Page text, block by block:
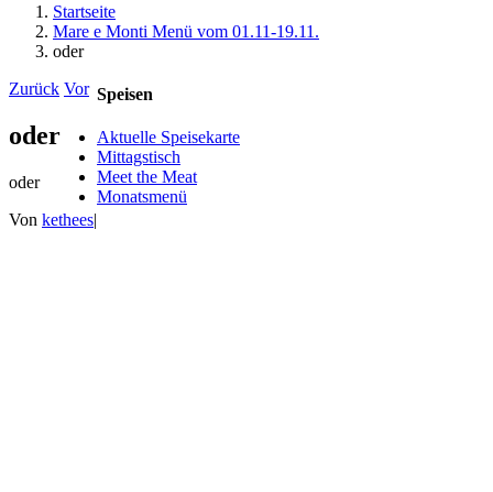
Startseite
Mare e Monti Menü vom 01.11-19.11.
oder
Zurück Vor
oder
oder
Von kethees|
Speisen
Aktuelle Speisekarte
Mittagstisch
Meet the Meat
Monatsmenü